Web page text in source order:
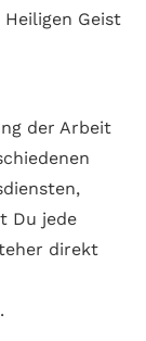
Geist
der Arbeit
Du jede
direkt